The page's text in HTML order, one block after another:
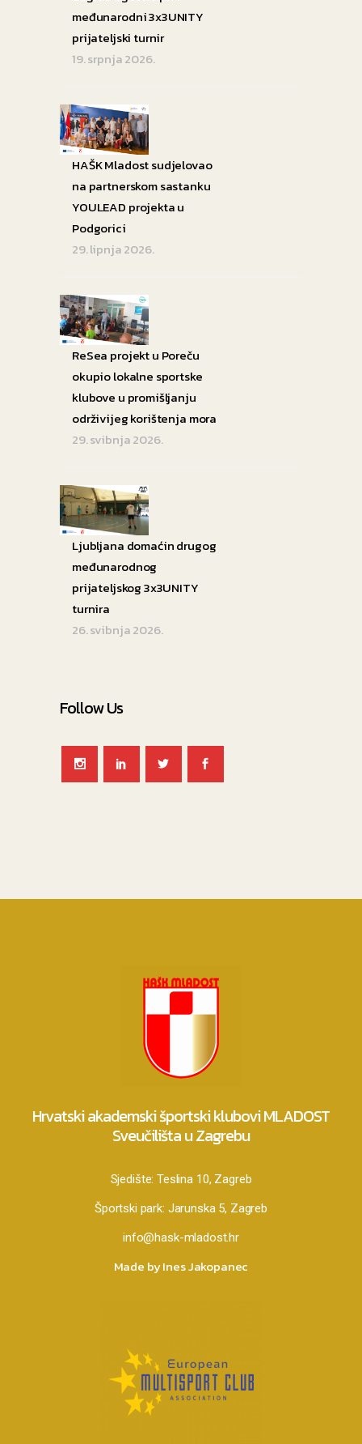
međunarodni 3x3UNITY
prijateljski turnir
19. srpnja 2026.
HAŠK Mladost sudjelovao
na partnerskom sastanku
YOULEAD projekta u
Podgorici
29. lipnja 2026.
ReSea projekt u Poreču
okupio lokalne sportske
klubove u promišljanju
održivijeg korištenja mora
29. svibnja 2026.
Ljubljana domaćin drugog
međunarodnog
prijateljskog 3x3UNITY
turnira
26. svibnja 2026.
Follow Us
Hrvatski akademski športski klubovi MLADOST
Sveučilišta u Zagrebu
Sjedište:Teslina 10, Zagreb
Športski park: Jarunska 5, Zagreb
info@hask-mladost.hr
Made by Ines Jakopanec